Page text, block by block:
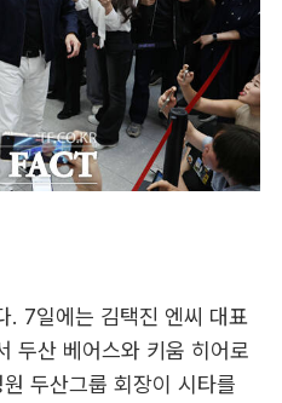
. 7일에는 김택진 엔씨 대표
두산 베어스와 키움 히어로
두산그룹 회장이 시타를